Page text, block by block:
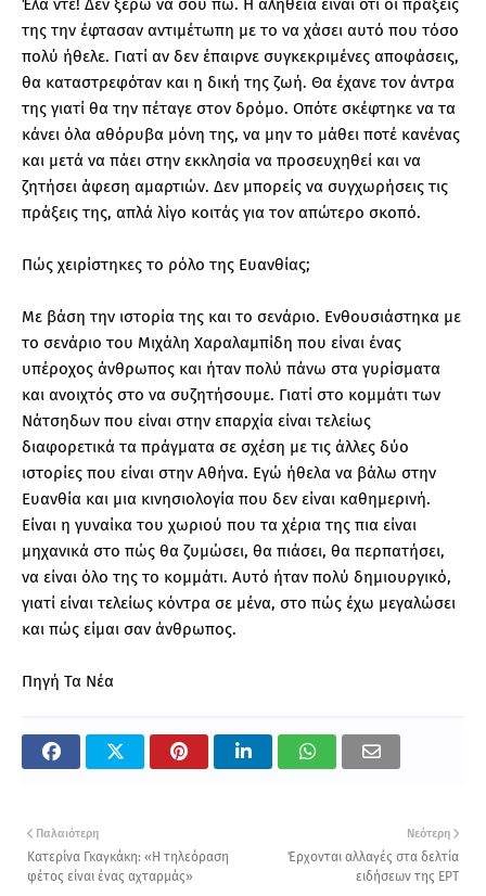
Έλα ντε! Δεν ξέρω να σου πω. Η αλήθεια είναι ότι οι πράξεις
της την έφτασαν αντιμέτωπη με το να χάσει αυτό που τόσο
πολύ ήθελε. Γιατί αν δεν έπαιρνε συγκεκριμένες αποφάσεις,
θα καταστρεφόταν και η δική της ζωή. Θα έχανε τον άντρα
της γιατί θα την πέταγε στον δρόμο. Οπότε σκέφτηκε να τα
κάνει όλα αθόρυβα μόνη της, να μην το μάθει ποτέ κανένας
και μετά να πάει στην εκκλησία να προσευχηθεί και να
ζητήσει άφεση αμαρτιών. Δεν μπορείς να συγχωρήσεις τις
πράξεις της, απλά λίγο κοιτάς για τον απώτερο σκοπό.
Πώς χειρίστηκες το ρόλο της Ευανθίας;
Με βάση την ιστορία της και το σενάριο. Ενθουσιάστηκα με
το σενάριο του Μιχάλη Χαραλαμπίδη που είναι ένας
υπέροχος άνθρωπος και ήταν πολύ πάνω στα γυρίσματα
και ανοιχτός στο να συζητήσουμε. Γιατί στο κομμάτι των
Νάτσηδων που είναι στην επαρχία είναι τελείως
διαφορετικά τα πράγματα σε σχέση με τις άλλες δύο
ιστορίες που είναι στην Αθήνα. Εγώ ήθελα να βάλω στην
Ευανθία και μια κινησιολογία που δεν είναι καθημερινή.
Είναι η γυναίκα του χωριού που τα χέρια της πια είναι
μηχανικά στο πώς θα ζυμώσει, θα πιάσει, θα περπατήσει,
να είναι όλο της το κομμάτι. Αυτό ήταν πολύ δημιουργικό,
γιατί είναι τελείως κόντρα σε μένα, στο πώς έχω μεγαλώσει
και πώς είμαι σαν άνθρωπος.
Πηγή Τα Νέα
Νεότερη
Έρχονται αλλαγές στα δελτία
ειδήσεων της ΕΡΤ
Παλαιότερη
Κατερίνα Γκαγκάκη: «Η τηλεόραση
φέτος είναι ένας αχταρμάς»